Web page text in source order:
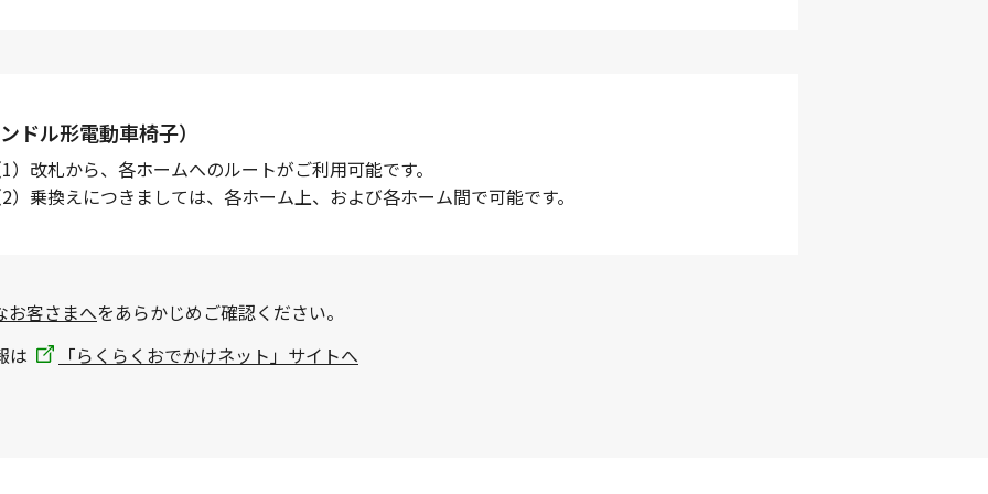
ドル形電動車椅子）
）改札から、各ホームへのルートがご利用可能です。
）乗換えにつきましては、各ホーム上、および各ホーム間で可能です。
お客さまへをあらかじめご確認ください。
は
「らくらくおでかけネット」サイトへ